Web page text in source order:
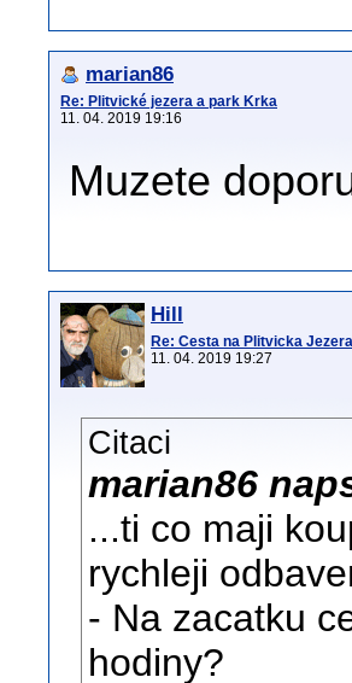
marian86
Re: Plitvické jezera a park Krka
11. 04. 2019 19:16
Muzete
Hill
Re: Cesta na Plitvicka Jezera
11. 04. 2019 19:27
Citaci
marian86
...ti co maji
rychleji
- Na zacatku
hodiny?